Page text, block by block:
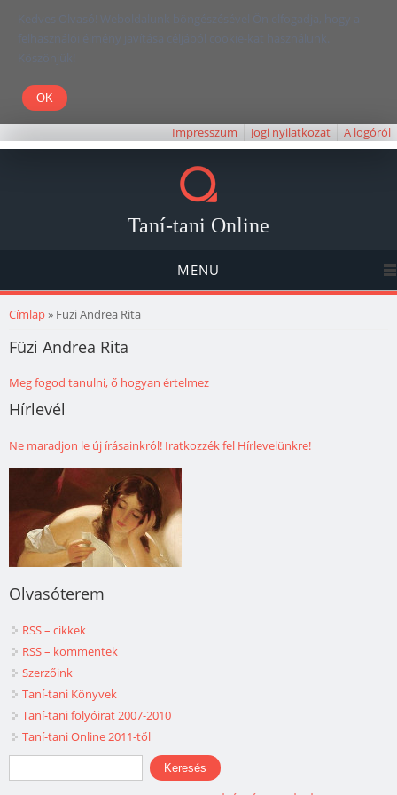
Kedves Olvasó! Weboldalunk böngészésével Ön elfogadja, hogy a
felhasználói élmény javítása céljából cookie-kat használunk.
Köszönjük!
Impresszum Jogi nyilatkozat A logóról
Taní-tani Online
MENU
Jelenlegi hely
Címlap» Füzi Andrea Rita
Füzi Andrea Rita
Meg fogod tanulni, ő hogyan értelmez
Hírlevél
Ne maradjon le új írásainkról! Iratkozzék fel Hírlevelünkre!
Olvasóterem
RSS – cikkek
RSS – kommentek
Szerzőink
Taní-tani Könyvek
Taní-tani folyóirat 2007-2010
Taní-tani Online 2011-től
Keresés űrlap
Keresés